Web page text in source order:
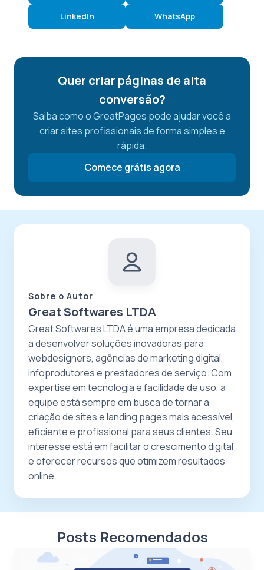
LinkedIn WhatsApp
Quer criar páginas de alta
conversão?
Saiba como o GreatPages pode ajudar você a
criar sites profissionais de forma simples e
rápida.
Comece grátis agora
Sobre o Autor
Great Softwares LTDA
Great Softwares LTDA é uma empresa dedicada
a desenvolver soluções inovadoras para
webdesigners, agências de marketing digital,
infoprodutores e prestadores de serviço. Com
expertise em tecnologia e facilidade de uso, a
equipe está sempre em busca de tornar a
criação de sites e landing pages mais acessível,
eficiente e profissional para seus clientes. Seu
interesse está em facilitar o crescimento digital
e oferecer recursos que otimizem resultados
online.
Posts Recomendados